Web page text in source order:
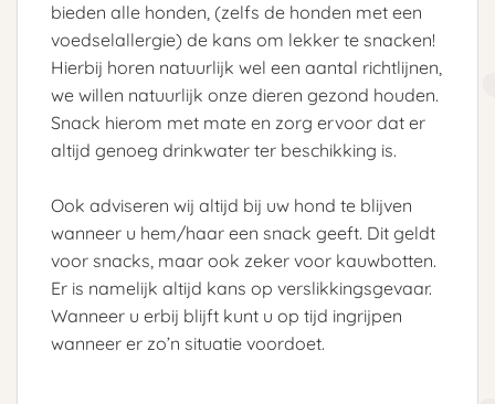
bieden alle honden, (zelfs de honden met een
voedselallergie) de kans om lekker te snacken!
Hierbij horen natuurlijk wel een aantal richtlijnen,
we willen natuurlijk onze dieren gezond houden.
Snack hierom met mate en zorg ervoor dat er
altijd genoeg drinkwater ter beschikking is.
Ook adviseren wij altijd bij uw hond te blijven
wanneer u hem/haar een snack geeft. Dit geldt
voor snacks, maar ook zeker voor kauwbotten.
Er is namelijk altijd kans op verslikkingsgevaar.
Wanneer u erbij blijft kunt u op tijd ingrijpen
wanneer er zo’n situatie voordoet.